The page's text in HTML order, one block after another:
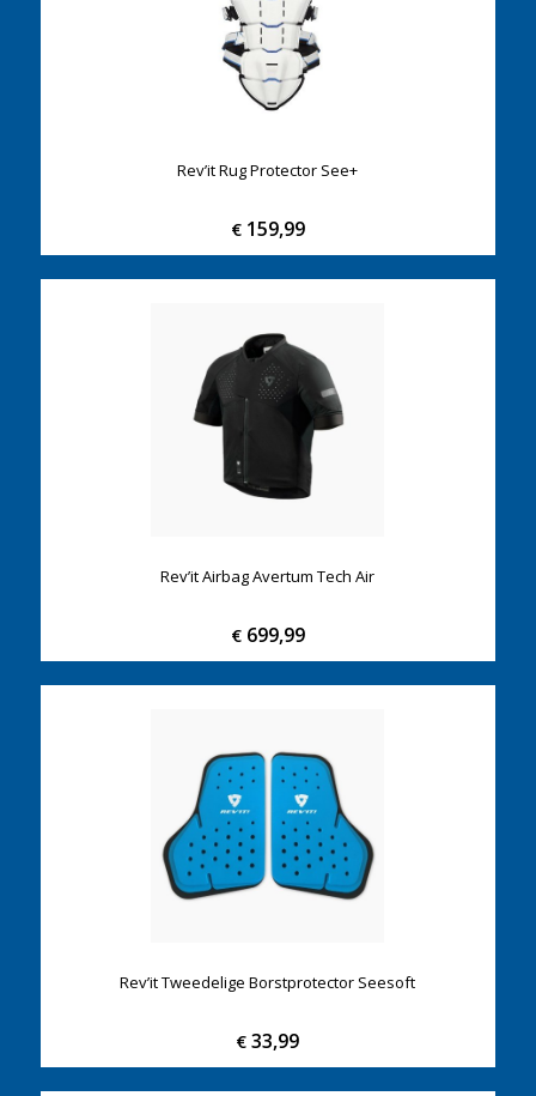
Rev’it Rug Protector See+
€159,99
Rev’it Airbag Avertum Tech Air
€699,99
Rev’it Tweedelige Borstprotector Seesoft
€ 33,99